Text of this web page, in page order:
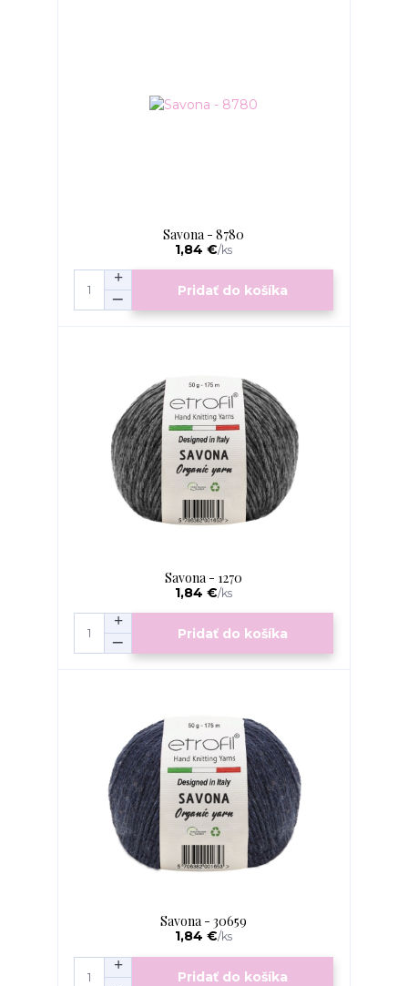
Savona - 8780
1,84 €/ks
Pridať do košíka
Savona - 1270
1,84 €/ks
Pridať do košíka
Savona - 30659
1,84 €/ks
Pridať do košíka